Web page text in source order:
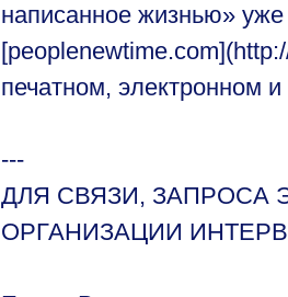
написанное жизнью» уже
печатном, электронном и
---
ДЛЯ СВЯЗИ, ЗАПРОСА
ОРГАНИЗАЦИИ